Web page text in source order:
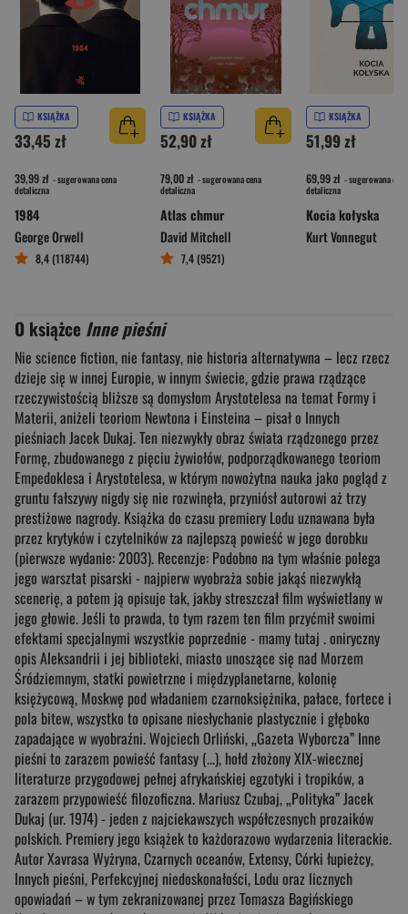
KSIĄŻKA
33,45 zł
39,99 zł - sugerowana cena
detaliczna
1984
George Orwell
8,4 (118744)
KSIĄŻKA
52,90 zł
79,00 zł - sugerowana cena
detaliczna
Atlas chmur
David Mitchell
7,4 (9521)
KSIĄŻKA
51,99 zł
69,99 zł - sugerowana cena
detaliczna
Kocia kołyska
Kurt Vonnegut
O książce Inne pieśni
Nie science fiction, nie fantasy, nie historia alternatywna – lecz rzecz
dzieje się w innej Europie, w innym świecie, gdzie prawa rządzące
rzeczywistością bliższe są domysłom Arystotelesa na temat Formy i
Materii, aniżeli teoriom Newtona i Einsteina – pisał o Innych
pieśniach Jacek Dukaj. Ten niezwykły obraz świata rządzonego przez
Formę, zbudowanego z pięciu żywiołów, podporządkowanego teoriom
Empedoklesa i Arystotelesa, w którym nowożytna nauka jako pogląd z
gruntu fałszywy nigdy się nie rozwinęła, przyniósł autorowi aż trzy
prestiżowe nagrody. Książka do czasu premiery Lodu uznawana była
przez krytyków i czytelników za najlepszą powieść w jego dorobku
(pierwsze wydanie: 2003). Recenzje: Podobno na tym właśnie polega
jego warsztat pisarski - najpierw wyobraża sobie jakąś niezwykłą
scenerię, a potem ją opisuje tak, jakby streszczał film wyświetlany w
jego głowie. Jeśli to prawda, to tym razem ten film przyćmił swoimi
efektami specjalnymi wszystkie poprzednie - mamy tutaj . oniryczny
opis Aleksandrii i jej biblioteki, miasto unoszące się nad Morzem
Śródziemnym, statki powietrzne i międzyplanetarne, kolonię
księżycową, Moskwę pod władaniem czarnoksiężnika, pałace, fortece i
pola bitew, wszystko to opisane niesłychanie plastycznie i głęboko
zapadające w wyobraźni. Wojciech Orliński, „Gazeta Wyborcza” Inne
pieśni to zarazem powieść fantasy (...), hołd złożony XIX-wiecznej
literaturze przygodowej pełnej afrykańskiej egzotyki i tropików, a
zarazem przypowieść filozoficzna. Mariusz Czubaj, „Polityka” Jacek
Dukaj (ur. 1974) - jeden z najciekawszych współczesnych prozaików
polskich. Premiery jego książek to każdorazowo wydarzenia literackie.
Autor Xavrasa Wyżryna, Czarnych oceanów, Extensy, Córki łupieżcy,
Innych pieśni, Perfekcyjnej niedoskonałości, Lodu oraz licznych
opowiadań – w tym zekranizowanej przez Tomasza Bagińskiego